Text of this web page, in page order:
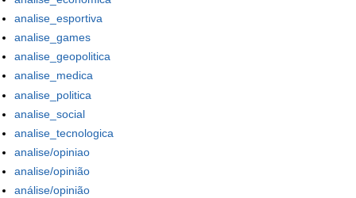
analise_esportiva
analise_games
analise_geopolitica
analise_medica
analise_politica
analise_social
analise_tecnologica
analise/opiniao
analise/opinião
análise/opinião